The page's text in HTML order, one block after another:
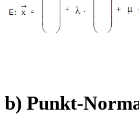
+ +
b) Punkt-